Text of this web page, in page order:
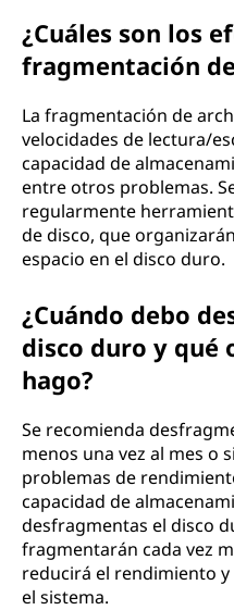
h
¿Cuáles son los
fragmentación
La fragmentación de
velocidades de lectura/
capacidad de
entre otros problemas.
regularmente
de disco, que
espacio en el disco duro.
¿Cuándo debo
disco duro y qué
hago?
Se recomienda
menos una vez al mes o
problemas de
capacidad de
desfragmentas el disco
fragmentarán cada vez
reducirá el rendimiento
el sistema.